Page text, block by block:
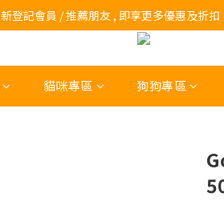
訂購滿$200 即可免費送貨!
新登記會員 / 推薦朋友 , 即享更多優惠及折扣
訂購滿$200 即可免費送貨!
貓咪專區 狗狗專區